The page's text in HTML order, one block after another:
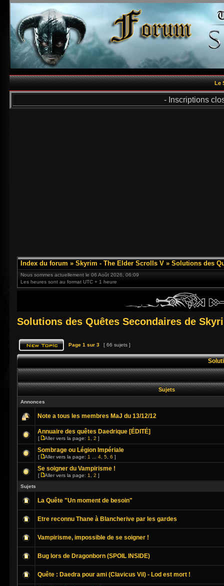
Le
- Inscriptions
Index du forum » Skyrim - The Elder Scrolls V » Solutions des
Nous sommes actuellement le 06 Août 2026, 06:09
Les heures sont au format UTC + 1 heure
Solutions des Quêtes Secondaires de
Page 1 sur 3 [ 66 sujets ]
Sujets
Annonces
Note a tous les membres MaJ du 13/12/12
Annuaire des quêtes Daedrique [ÉDITÉ]
[ Aller vers la page: 1 2 ]
Sombrage ou Légion Impériale
[ Aller vers la page: 1 4 5 6 ]
Se soigner du Vampirisme !
[ Aller vers la page: 1 2 ]
Sujets
La Quête "Un moment de besoin"
Etre reconnu Thane à Blancherive par les gardes
Vampirisme, impossible de se soigner !
Bug lors de Dragonborn (SPOIL INSIDE)
Quête : Daedra pour ami (Clavicus Vil) - Lod est mort !